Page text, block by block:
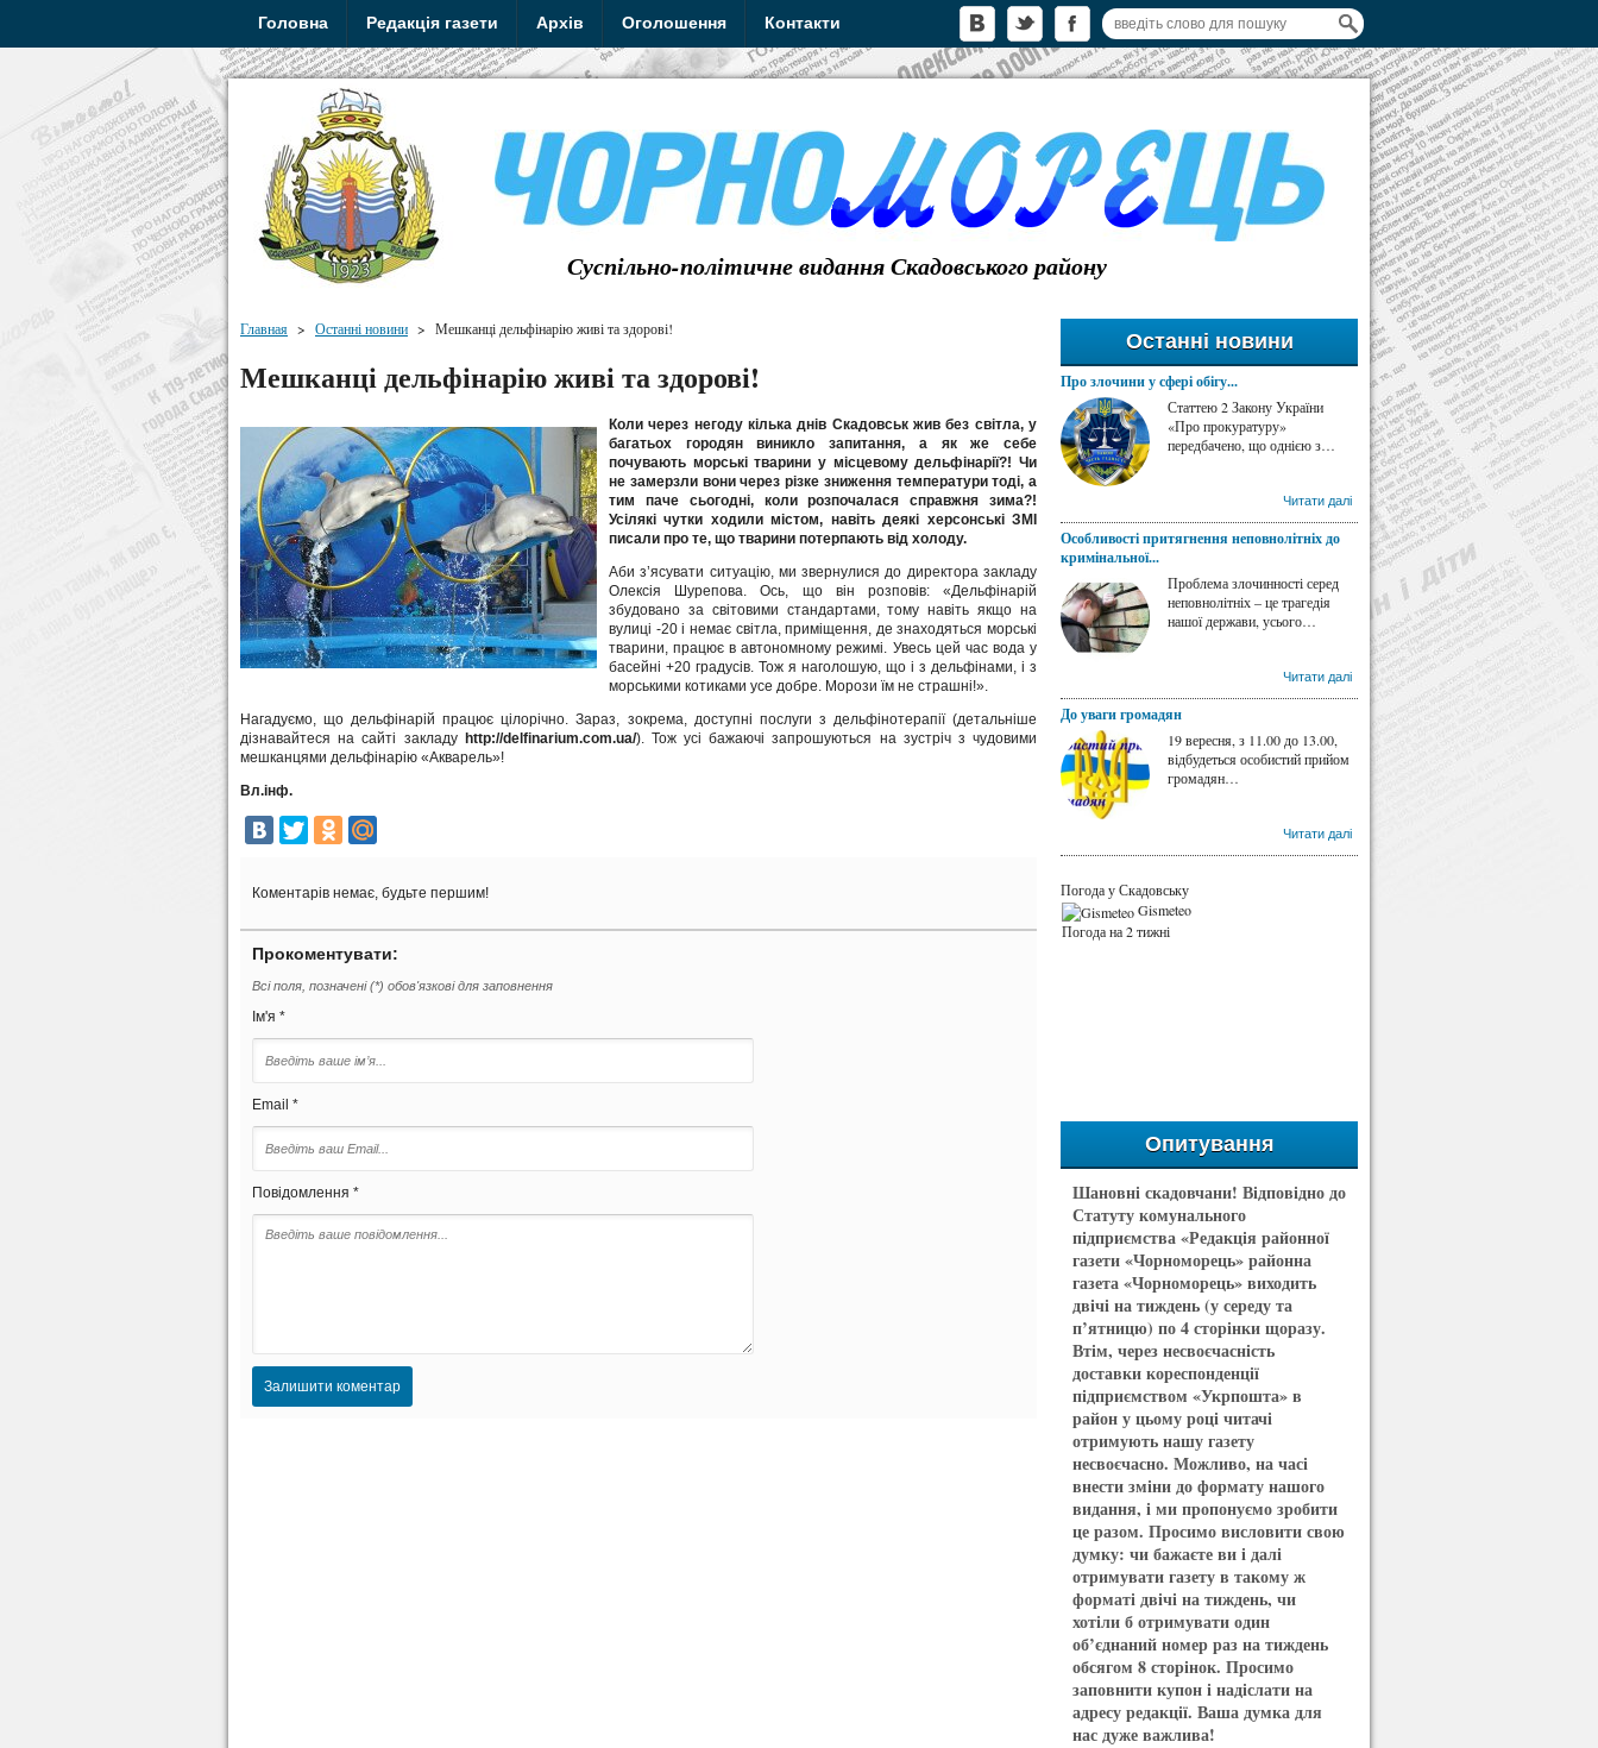
Головна Редакція газети Архів Оголошення Контакти
Суспільно-політичне видання Скадовського району
Главная > Останні новини > Мешканці дельфінарію живі та здорові!
Мешканці дельфінарію живі та здорові!
Коли через негоду кілька днів Скадовськ жив без світла, у
багатьох городян виникло запитання, а як же себе
почувають морські тварини у місцевому дельфінарії?! Чи
не замерзли вони через різке зниження температури тоді, а
тим паче сьогодні, коли розпочалася справжня зима?!
Усілякі чутки ходили містом, навіть деякі херсонські ЗМІ
писали про те, що тварини потерпають від холоду.
Аби з’ясувати ситуацію, ми звернулися до директора закладу
Олексія Шурепова. Ось, що він розповів: «Дельфінарій
збудовано за світовими стандартами, тому навіть якщо на
вулиці -20 і немає світла, приміщення, де знаходяться морські
тварини, працює в автономному режимі. Увесь цей час вода у
басейні +20 градусів. Тож я наголошую, що і з дельфінами, і з
морськими котиками усе добре. Морози їм не страшні!».
Нагадуємо, що дельфінарій працює цілорічно. Зараз, зокрема, доступні послуги з дельфінотерапії (детальніше
дізнавайтеся на сайті закладу http://delfinarium.com.ua/). Тож усі бажаючі запрошуються на зустріч з чудовими
мешканцями дельфінарію «Акварель»!
Вл.інф.
Коментарів немає, будьте першим!
Прокоментувати:
Всі поля, позначені (*) обов'язкові для заповнення
Ім'я *
Email *
Повідомлення *
Останні новини
Про злочини у сфері обігу...
Статтею 2 Закону України
«Про прокуратуру»
передбачено, що однією з…
Читати далі
Особливості притягнення неповнолітніх до
кримінальної...
Проблема злочинності серед
неповнолітніх – це трагедія
нашої держави, усього…
Читати далі
До уваги громадян
19 вересня, з 11.00 до 13.00,
відбудеться особистий прийом
громадян…
Читати далі
Погода у Скадовську
Gismeteo
Погода на 2 тижні
Опитування
Шановні скадовчани! Відповідно до
Статуту комунального
підприємства «Редакція районної
газети «Чорноморець» районна
газета «Чорноморець» виходить
двічі на тиждень (у середу та
п’ятницю) по 4 сторінки щоразу.
Втім, через несвоєчасність
доставки кореспонденції
підприємством «Укрпошта» в
район у цьому році читачі
отримують нашу газету
несвоєчасно. Можливо, на часі
внести зміни до формату нашого
видання, і ми пропонуємо зробити
це разом. Просимо висловити свою
думку: чи бажаєте ви і далі
отримувати газету в такому ж
форматі двічі на тиждень, чи
хотіли б отримувати один
об’єднаний номер раз на тиждень
обсягом 8 сторінок. Просимо
заповнити купон і надіслати на
адресу редакції. Ваша думка для
нас дуже важлива!